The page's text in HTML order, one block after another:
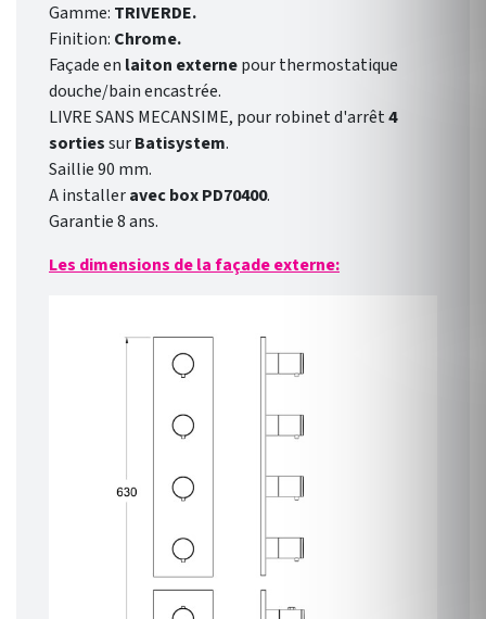
Gamme: TRIVERDE.
Finition: Chrome.
Façade en laiton externepour thermostatique
douche/bain encastrée.
LIVRE SANS MECANSIME, pour robinet d'arrêt4
sortiessurBatisystem.
Saillie 90 mm.
A installeravec boxPD70400.
Garantie 8 ans.
Les dimensions de la façade externe: